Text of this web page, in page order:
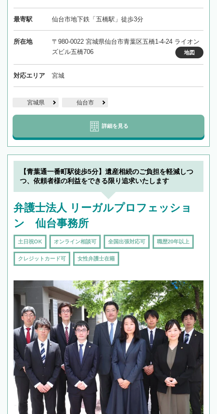
最寄駅 仙台市地下鉄「五橋駅」徒歩3分
所在地
〒980-0022 宮城県仙台市青葉区五橋1-4-24 ライオン
ズビル五橋706
地図
対応エリア 宮城
宮城県 仙台市
詳細を見る
【青葉通一番町駅徒歩5分】遺産相続のご負担を軽減しつ
つ、依頼者様の利益をできる限り追求いたします
弁護士法人 リーガルプロフェッショ
ン 仙台事務所
土日祝OK オンライン相談可 全国出張対応可 職歴20年以上
クレジットカード可 女性弁護士在籍